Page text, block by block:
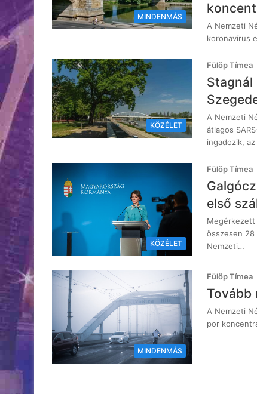
MINDENMÁS
A Nemzeti
koronavírus
KÖZÉLET
Fülöp Tímea
A Nemzeti
átlagos
ingadozik,
KÖZÉLET
Fülöp Tímea
első
Megérkezett
összesen
Nemzeti…
MINDENMÁS
Fülöp Tímea
Tovább
A Nemzeti
por